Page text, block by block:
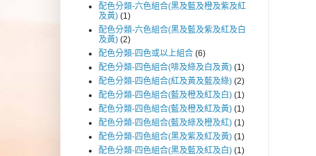
配色分類-六色組合(黑及藍及橙及紫及紅
及黃) (1)
配色分類-六色組合(黑及藍及紫及紅及白
及黃) (2)
配色分類-四色或以上組合 (6)
配色分類-四色組合(啡及綠及白及黃) (1)
配色分類-四色組合(紅及黃及藍及綠) (2)
配色分類-四色組合(藍及橙及紅及白) (1)
配色分類-四色組合(藍及橙及紅及黃) (1)
配色分類-四色組合(藍及綠及橙及紅) (1)
配色分類-四色組合(黑及紫及紅及黃) (1)
配色分類-四色組合(黑及藍及紅及白) (1)